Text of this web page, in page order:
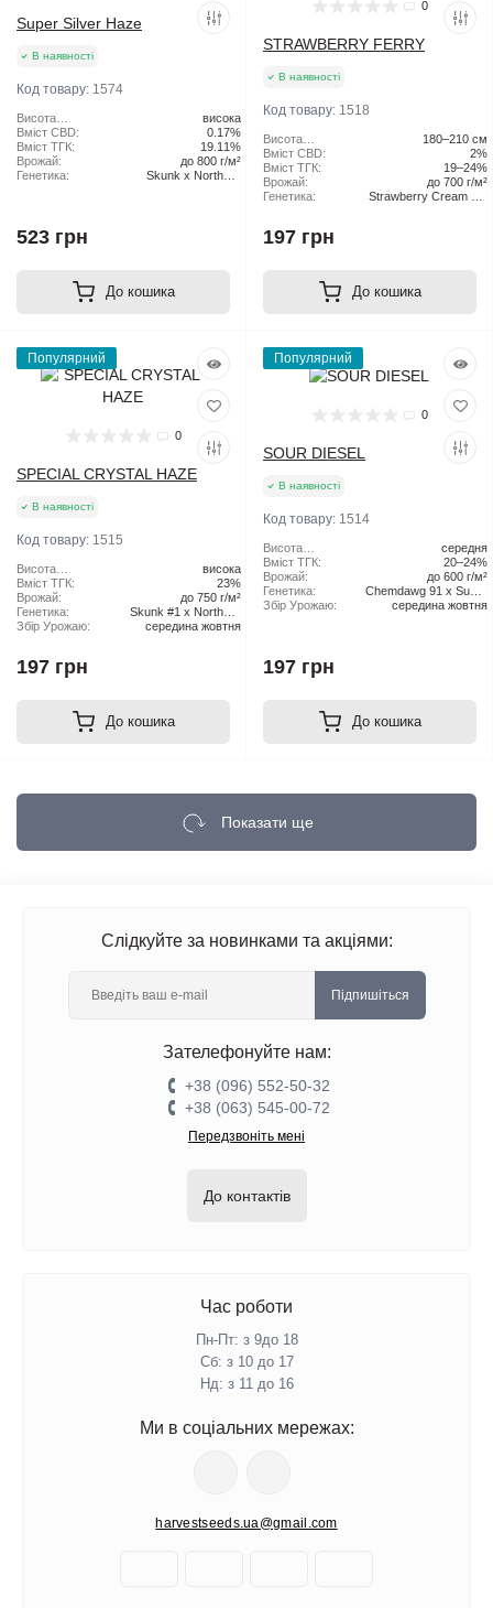
Super Silver Haze
В наявності
Код товару: 1574
Висота
рослини:
висока
Вміст CBD:
0.17%
Вміст ТГК:
19.11%
Врожай:
до 800 г/м²
Генетика:
Skunk x Northern
523 грн
До кошика
0
STRAWBERRY FERRY
В наявності
Код товару: 1518
Висота
рослини:
180–210 см
Вміст CBD:
2%
Вміст ТГК:
19–24%
Врожай:
до 700 г/м²
Генетика:
Strawberry Cream Pie
197 грн
До кошика
Популярний
0
SPECIAL CRYSTAL HAZE
В наявності
Код товару: 1515
Висота
рослини:
висока
Вміст ТГК:
23%
Врожай:
до 750 г/м²
Генетика:
Skunk #1 x Northern
Lights x Haze
Збір Урожаю: середина жовтня
197 грн
До кошика
Популярний
0
SOUR DIESEL
В наявності
Код товару: 1514
Висота
рослини:
середня
Вміст ТГК:
20–24%
Врожай:
до 600 г/м²
Генетика:
Chemdawg 91 x Super
Skunk
Збір Урожаю: середина жовтня
197 грн
До кошика
Показати ще
Слідкуйте за новинками та акціями:
Підпишіться
Зателефонуйте нам:
+38 (096) 552-50-32
+38 (063) 545-00-72
Передзвоніть мені
До контактів
Час роботи
Пн-Пт: з 9до 18
Сб: з 10 до 17
Нд: з 11 до 16
Ми в соціальних мережах:
harvestseeds.ua@gmail.com